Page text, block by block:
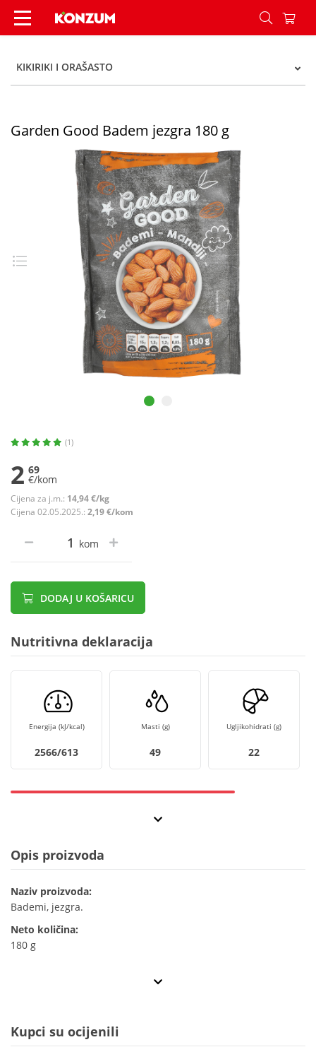
Garden Good Badem jezgra 180 g - Konzum
KIKIRIKI I ORAŠASTO
Garden Good Badem jezgra 180 g
(1)
2 69
€/kom
Cijena za j.m.: 14,94 €/kg
Cijena 02.05.2025.: 2,19 €/kom
kom
DODAJ U KOŠARICU
Nutritivna deklaracija
Energija (kJ/kcal)
2566/613
Masti (g)
49
Ugljikohidrati (g)
22
Opis proizvoda
Naziv proizvoda:
Bademi, jezgra.
Neto količina:
180 g
Kupci su ocijenili